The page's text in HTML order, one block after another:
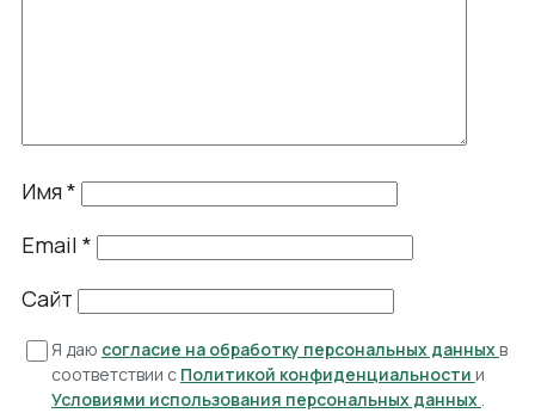
Имя*
Email *
Сайт
Я даю согласие на обработку персональных данных в
соответствии с Политикой конфиденциальности и
Условиями использования персональных данных .